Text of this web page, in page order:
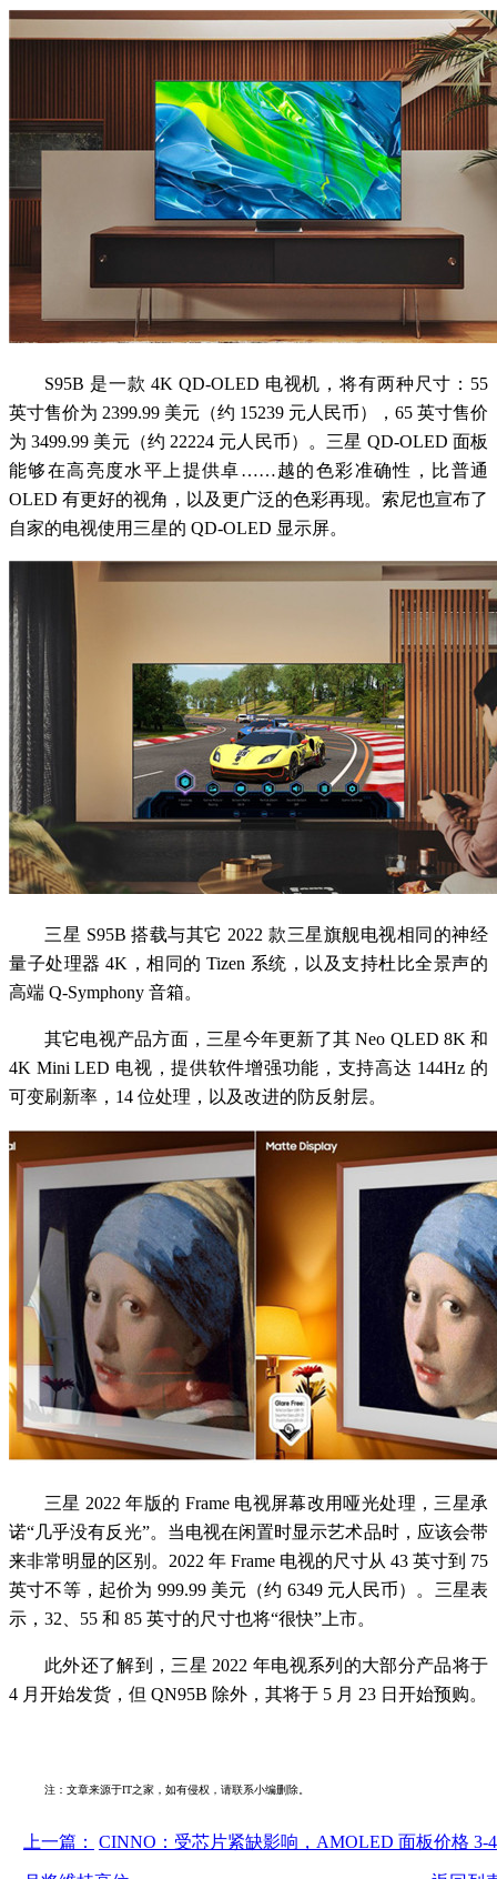
S95B 是一款 4K QD-OLED 电视机，将有两种尺寸：55
英寸售价为 2399.99 美元（约 15239 元人民币），65 英寸售价
为 3499.99 美元（约 22224 元人民币）。三星 QD-OLED 面板
能够在高亮度水平上提供卓……越的色彩准确性，比普通
OLED 有更好的视角，以及更广泛的色彩再现。索尼也宣布了
自家的电视使用三星的 QD-OLED 显示屏。
三星 S95B 搭载与其它 2022 款三星旗舰电视相同的神经
量子处理器 4K，相同的 Tizen 系统，以及支持杜比全景声的
高端 Q-Symphony 音箱。
其它电视产品方面，三星今年更新了其 Neo QLED 8K 和
4K Mini LED 电视，提供软件增强功能，支持高达 144Hz 的
可变刷新率，14 位处理，以及改进的防反射层。
三星 2022 年版的 Frame 电视屏幕改用哑光处理，三星承
诺“几乎没有反光”。当电视在闲置时显示艺术品时，应该会带
来非常明显的区别。2022 年 Frame 电视的尺寸从 43 英寸到 75
英寸不等，起价为 999.99 美元（约 6349 元人民币）。三星表
示，32、55 和 85 英寸的尺寸也将“很快”上市。
此外还了解到，三星 2022 年电视系列的大部分产品将于
4 月开始发货，但 QN95B 除外，其将于 5 月 23 日开始预购。
注：文章来源于IT之家，如有侵权，请联系小编删除。
上一篇： CINNO：受芯片紧缺影响，AMOLED 面板价格 3-4